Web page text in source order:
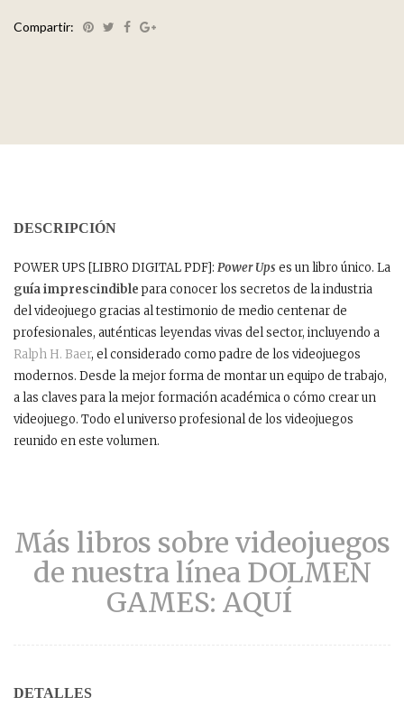
Compartir:
DESCRIPCIÓN
POWER UPS [LIBRO DIGITAL PDF]: Power Ups es un libro único. La
guía imprescindiblepara conocer los secretos de la industria
del videojuego gracias al testimonio de medio centenar de
profesionales, auténticas leyendas vivas del sector, incluyendo a
Ralph H. Baer, el considerado como padre de los videojuegos
modernos. Desde la mejor forma de montar un equipo de trabajo,
a las claves para la mejor formación académica o cómo crear un
videojuego. Todo el universo profesional de los videojuegos
reunido en este volumen.
Más libros sobre videojuegos
de nuestra línea DOLMEN
GAMES: AQUÍ
DETALLES